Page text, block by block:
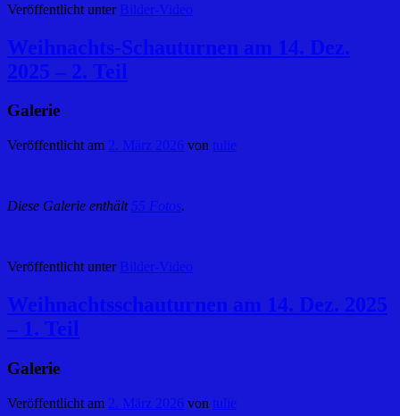
Veröffentlicht unter Bilder-Video
Weihnachts-Schauturnen am 14. Dez.
2025 – 2. Teil
Galerie
Veröffentlicht am 2. März 2026 von tulie
Diese Galerie enthält 55 Fotos.
Veröffentlicht unter Bilder-Video
Weihnachtsschauturnen am 14. Dez. 2025
– 1. Teil
Galerie
Veröffentlicht am 2. März 2026 von tulie